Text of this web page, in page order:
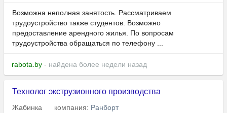
Возможна неполная занятость. Рассматриваем
трудоустройство также студентов. Возможно
предоставление арендного жилья. По вопросам
трудоустройства обращаться по телефону ...
rabota.by - найдена более недели назад
Технолог экструзионного производства
Жабинка компания: Ранборт